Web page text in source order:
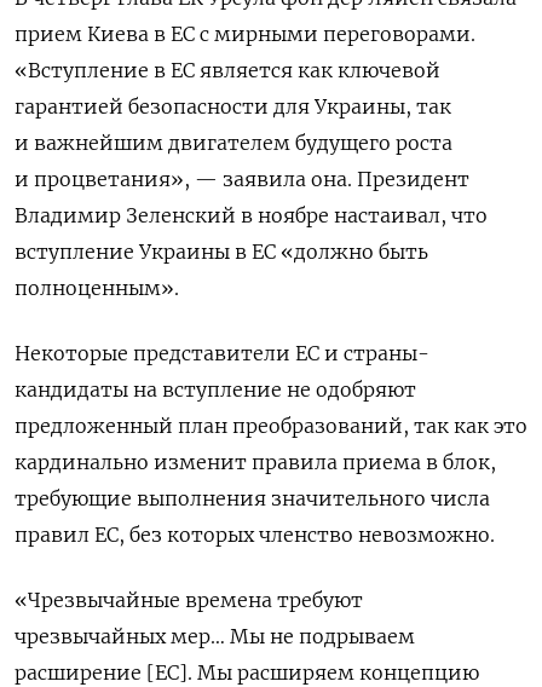
прием Киева в ЕС с мирными переговорами.
«Вступление в ЕС является как ключевой
гарантией безопасности для Украины, так
и важнейшим двигателем будущего роста
и процветания», — заявила она. Президент
Владимир Зеленский в ноябре настаивал, что
вступление Украины в ЕС «должно быть
полноценным».
Некоторые представители ЕС и страны-
кандидаты на вступление не одобряют
предложенный план преобразований, так как это
кардинально изменит правила приема в блок,
требующие выполнения значительного числа
правил ЕС, без которых членство невозможно.
«Чрезвычайные времена требуют
чрезвычайных мер… Мы не подрываем
расширение [ЕС]. Мы расширяем концепцию